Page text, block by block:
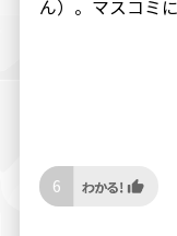
ん）。マスコミ
6